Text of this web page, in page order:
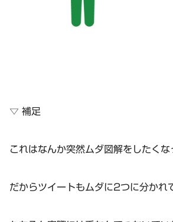
▽ 補足
これはなんか突然ムダ図解をしたくな
だからツイートもムダに2つに分かれ